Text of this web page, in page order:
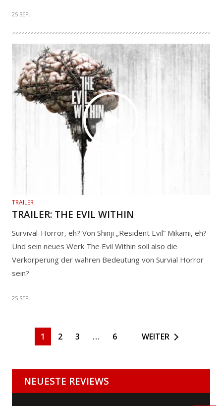
25 SEP.
TRAILER
TRAILER: THE EVIL WITHIN
Survival-Horror, eh? Von Shinji „Resident Evil“ Mikami, eh?
Und sein neues Werk The Evil Within soll also die
Verkörperung der wahren Bedeutung von Survial Horror
sein?
25 SEP.
1 2 3 … 6 WEITER
NEUESTE REVIEWS